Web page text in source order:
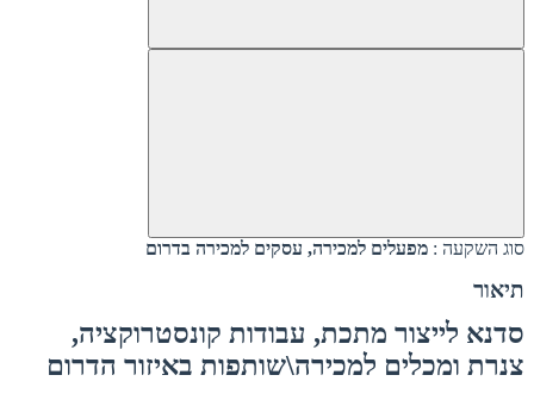
סוג השקעה : מפעלים למכירה, עסקים למכירה בדרום
תיאור
סדנא לייצור מתכת, עבודות קונסטרוקציה,
צנרת ומכלים למכירה\שותפות באיזור הדרום